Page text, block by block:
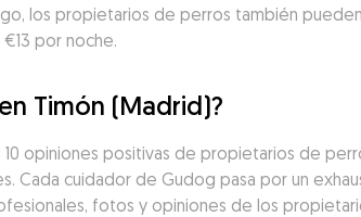
los propietarios de perros también
por noche.
Timón (Madrid)?
opiniones positivas de propietarios de
Cada cuidador de Gudog pasa por un
fotos y opiniones de los